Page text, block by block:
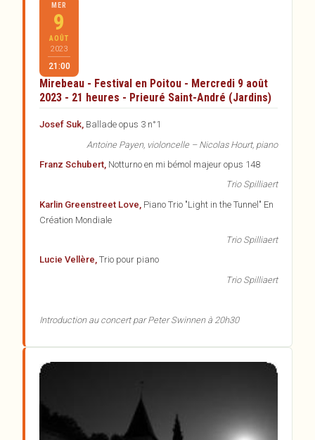
MER
9
AOÛT
2023
21:00
Mirebeau - Festival en Poitou - Mercredi 9 août
2023 - 21 heures - Prieuré Saint-André (Jardins)
Josef Suk, Ballade opus 3 n°1
Antoine Payen, violoncelle – Nicolas Hourt, piano
Franz Schubert, Notturno en mi bémol majeur opus 148
Trio Spilliaert
Karlin Greenstreet Love, Piano Trio "Light in the Tunnel" En
Création Mondiale
Trio Spilliaert
Lucie Vellère, Trio pour piano
Trio Spilliaert
Introduction au concert par Peter Swinnen à 20h30